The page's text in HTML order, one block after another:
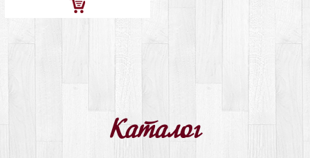
Добавить
Каталог